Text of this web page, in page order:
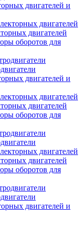
двигателей и
двигателей
двигателей
оборотов для
двигателей и
двигателей
двигателей
оборотов для
двигателей
двигателей
оборотов для
двигателей и